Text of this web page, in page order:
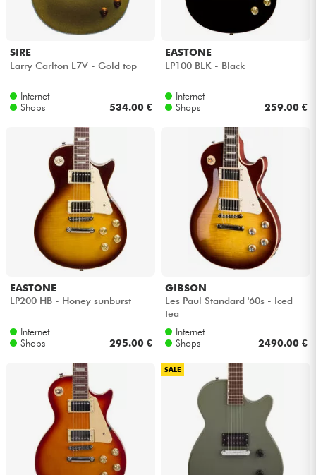
SIRE
Larry Carlton L7V - Gold top
Internet
Shops
534.00 €
EASTONE
LP100 BLK - Black
Internet
Shops
259.00 €
EASTONE
LP200 HB - Honey sunburst
Internet
Shops
295.00 €
GIBSON
Les Paul Standard '60s - Iced
tea
Internet
Shops
2490.00 €
SALE